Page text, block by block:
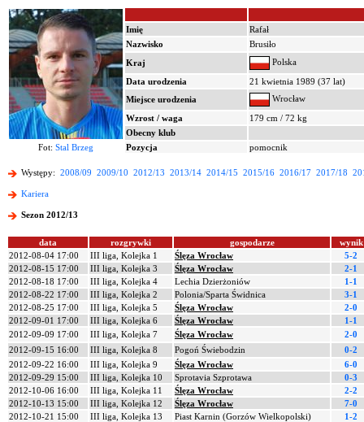
Imię
Rafał
Nazwisko
Brusiło
Kraj
Polska
Data urodzenia
21 kwietnia 1989 (37 lat)
Miejsce urodzenia
Wrocław
Wzrost / waga
179 cm / 72 kg
Obecny klub
Fot: Stal Brzeg Pozycja pomocnik
Występy: 2008/09 2009/10 2012/13 2013/14 2014/15 2015/16 2016/17 2017/18
Kariera
Sezon 2012/13
data rozgrywki gospodarze
wynik
2012-08-04 17:00
III liga, Kolejka 1 Ślęza Wrocław
5-2
2012-08-15 17:00
III liga, Kolejka 3 Ślęza Wrocław
2-1
2012-08-18 17:00
III liga, Kolejka 4 Lechia Dzierżoniów
1-1
2012-08-22 17:00
III liga, Kolejka 2 Polonia/Sparta Świdnica
3-1
2012-08-25 17:00
III liga, Kolejka 5 Ślęza Wrocław
2-0
2012-09-01 17:00
III liga, Kolejka 6 Ślęza Wrocław
1-1
2012-09-09 17:00
III liga, Kolejka 7 Ślęza Wrocław
2-0
2012-09-15 16:00
III liga, Kolejka 8 Pogoń Świebodzin
0-2
2012-09-22 16:00
III liga, Kolejka 9 Ślęza Wrocław
6-0
2012-09-29 15:00
III liga, Kolejka 10 Sprotavia Szprotawa
0-3
2012-10-06 16:00
III liga, Kolejka 11 Ślęza Wrocław
2-2
2012-10-13 15:00
III liga, Kolejka 12 Ślęza Wrocław
7-0
2012-10-21 15:00
III liga, Kolejka 13 Piast Karnin (Gorzów Wielkopolski)
1-2